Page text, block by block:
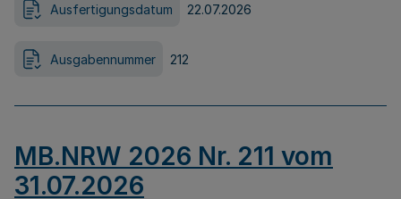
Ausfertigungsdatum 22.07.2026
Ausgabennummer 212
MB.NRW 2026 Nr. 211 vom
31.07.2026